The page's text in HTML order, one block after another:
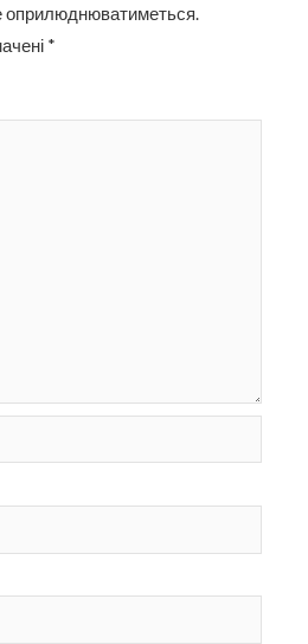
оприлюднюватиметься.
*